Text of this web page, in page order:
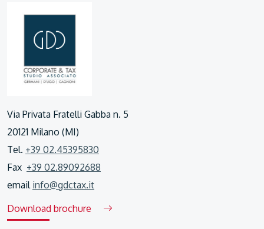
Via Privata Fratelli Gabba n. 5
20121 Milano (MI)
Tel. +39 02.45395830
Fax +39 02.89092688
email info@gdctax.it
Download brochure